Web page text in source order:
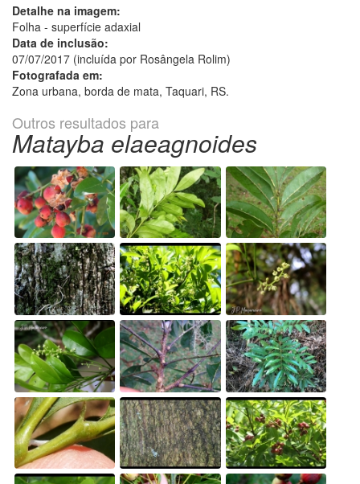
Detalhe na imagem:
Folha - superfície adaxial
Data de inclusão:
07/07/2017 (incluída por Rosângela Rolim)
Fotografada em:
Zona urbana, borda de mata, Taquari, RS.
Outros resultados para
Matayba elaeagnoides